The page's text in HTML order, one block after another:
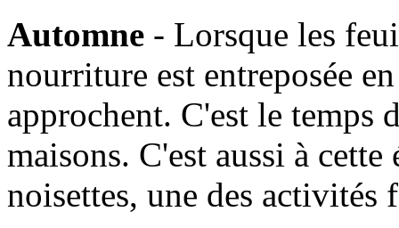
Automne - Lorsque les
nourriture est entreposée
approchent. C'est le temps
maisons. C'est aussi à
noisettes, une des